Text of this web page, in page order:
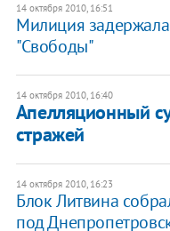
14 октября 2010, 16:51
Милиция
"Свободы"
14 октября 2010, 16:40
Апелляционный
стражей
14 октября 2010, 16:23
Блок Литвина
под